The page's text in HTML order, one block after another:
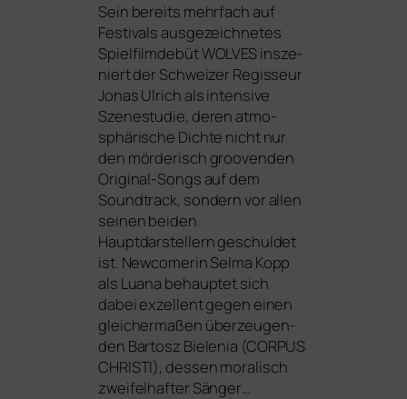
Sein bereits mehr­fach auf
Festivals aus­ge­zeich­ne­tes
SpielfilmdebütWOLVESinsze­
niert der Schweizer Regisseur
Jonas Ulrich als inten­si­ve
Szenestudie, deren atmo­
sphä­ri­sche Dichte nicht nur
den mör­de­risch groo­ven­den
Original-Songs auf dem
Soundtrack, son­dern vor allen
sei­nen bei­den
Hauptdarstellern geschul­det
ist. Newcomerin Selma Kopp
als Luana behaup­tet sich
dabei exzel­lent gegen einen
glei­cher­ma­ßen über­zeu­gen­
den Bartosz Bielenia (CORPUS
CHRISTI), des­sen mora­lisch
zwei­fel­haf­ter Sänger…